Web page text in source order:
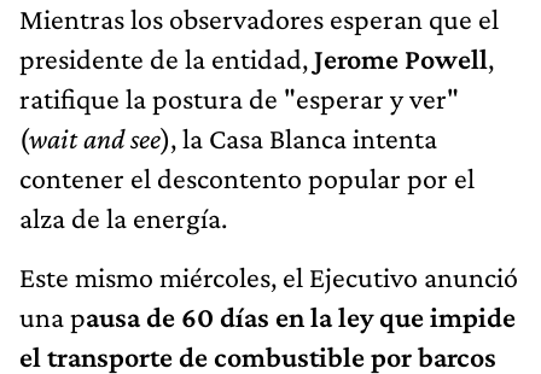
Mientras los observadores esperan que el
presidente de la entidad,Jerome Powell,
ratifique la postura de "esperar y ver"
(wait and see), la Casa Blanca intenta
contener el descontento popular por el
alza de la energía.
Este mismo miércoles, el Ejecutivo anunció
una pausa de 60 días en la ley que impide
el transporte de combustible por barcos